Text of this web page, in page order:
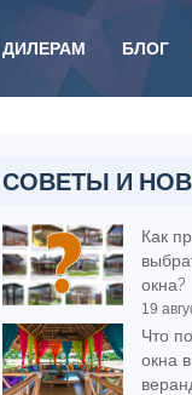
ДИЛЕРАМ БЛОГ
СОВЕТЫ И
Как
окна?
19
Что
окна